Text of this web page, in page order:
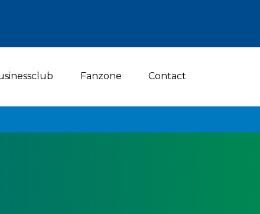
Fanzone Contact